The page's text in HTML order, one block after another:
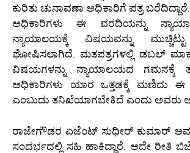
ಕುರಿತು ಚುನಾವಣಾ ಅಧಿಕಾರಿಗೆ ಪತ್ರ
ಅಧಿಕಾರಿಗಳು ಈ ವರದಿಯನ್ನು
ನ್ಯಾಯಾಲಯಕ್ಕೆ ವಿಷಯವನ್ನು ಮುಚ್ಚಿಟ್ಟು
ಘೋಷಿಸಲಾಗಿದೆ. ಮತಪತ್ರಗಳಲ್ಲಿ ಡಬಲ್
ವಿಷಯಗಳನ್ನು ನ್ಯಾಯಾಲಯದ ಗಮನಕ್ಕೆ
ಅಧಿಕಾರಿಗಳು ಯಾರ ಒತ್ತಡಕ್ಕೆ ಮಣಿದು ಈ
ಎಂಬುದು ತನಿಖೆಯಾಗಬೇಕಿದೆ ಎಂದು ಅವರು
ರಾಜೇಗೌಡರ ಏಜೆಂಟ್ ಸುಧೀರ್ ಕುಮಾರ್
ಸಂದರ್ಭದಲ್ಲಿ ಸಹಿ ಹಾಕಿದ್ದಾರೆ. ಅದೇ ರೀತಿ